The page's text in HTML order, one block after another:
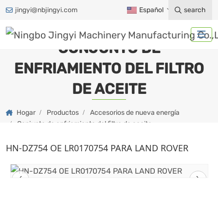
jingyi@nbjingyi.com Español search
CONJUNTO DE
ENFRIAMIENTO DEL FILTRO
DE ACEITE
Hogar Productos
Accesorios de nueva energía
Conjunto de enfriamiento del filtro de aceite
HN-DZ754 OE LR0170754 PARA LAND ROVER